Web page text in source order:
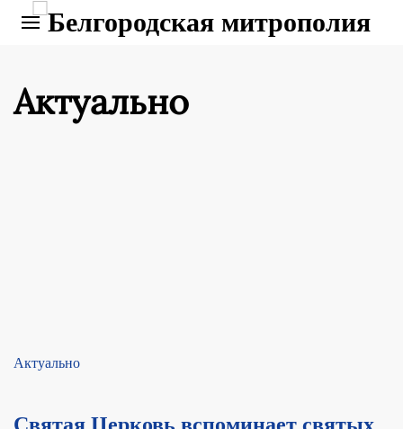
Актуально
Актуально